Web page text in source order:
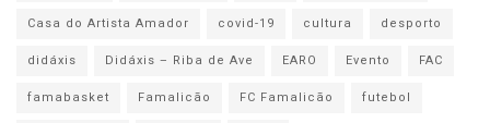
Casa do Artista Amador
covid-19 cultura
desporto
didáxis
Didáxis – Riba de Ave EARO Evento
FAC
famabasket
Famalicão FC Famalicão
futebol